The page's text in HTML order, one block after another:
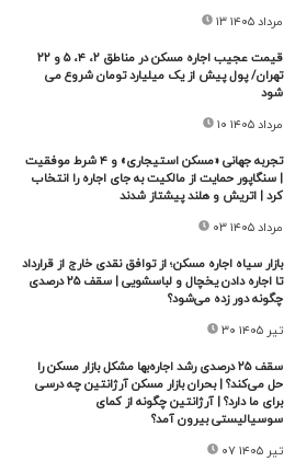
۱۳ مرداد ۱۴۰۵
قیمت عجیب اجاره مسکن در مناطق ۲، ۴، ۵ و ۲۲
تهران/ پول پیش از یک میلیارد تومان شروع می
شود
۱۰ مرداد ۱۴۰۵
تجربه جهانی «مسکن استیجاری» و ۴ شرط موفقیت
| سنگاپور حمایت از مالکیت به جای اجاره را انتخاب
کرد | اتریش و هلند پیشتاز شدند
۰۳ مرداد ۱۴۰۵
بازار سیاه اجاره مسکن؛ از توافق نقدی خارج از قرارداد
تا اجاره دادن یخچال و لباسشویی | سقف ۲۵ درصدی
چگونه دور زده می‌شود؟
۳۰ تیر ۱۴۰۵
سقف ۲۵ درصدی رشد اجاره‌بها مشکل بازار مسکن را
حل می‌کند؟ | بحران بازار مسکن آرژانتین چه درسی
برای ما دارد؟ | آرژانتین چگونه از کمای
سوسیالیستی بیرون آمد؟
۰۷ تیر ۱۴۰۵